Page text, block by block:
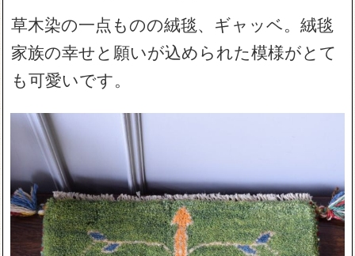
草木染の一点ものの絨毯、ギャッベ。絨毯
家族の幸せと願いが込められた模様がとて
も可愛いです。